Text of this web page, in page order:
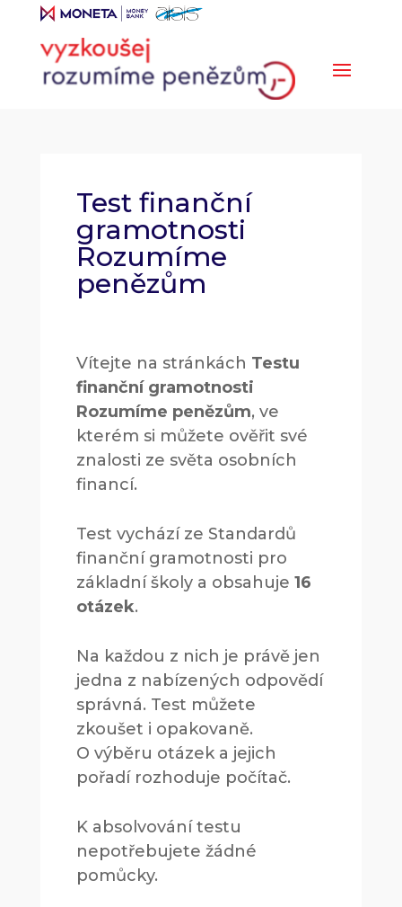
Test finanční
gramotnosti
Rozumíme
penězům
Vítejte na stránkách Testu
finanční gramotnosti
Rozumíme penězům, ve
kterém si můžete ověřit své
znalosti ze světa osobních
financí.
Test vychází ze Standardů
finanční gramotnosti pro
základní školy a obsahuje 16
otázek.
Na každou z nich je právě jen
jedna z nabízených odpovědí
správná. Test můžete
zkoušet i opakovaně.
O výběru otázek a jejich
pořadí rozhoduje počítač.
K absolvování testu
nepotřebujete žádné
pomůcky.